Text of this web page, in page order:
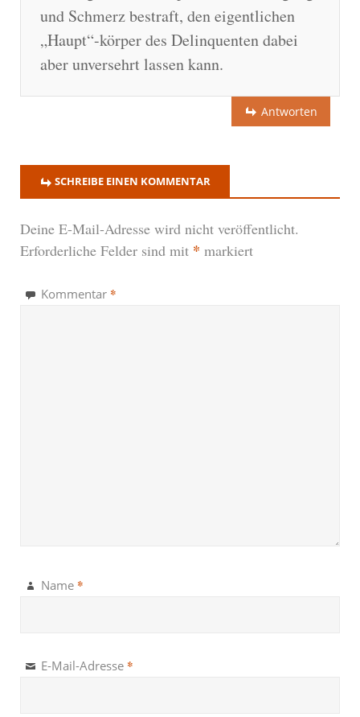
und Schmerz bestraft, den eigentlichen
„Haupt“-körper des Delinquenten dabei
aber unversehrt lassen kann.
Antworten
SCHREIBE EINEN KOMMENTAR
Deine E-Mail-Adresse wird nicht veröffentlicht.
Erforderliche Felder sind mit * markiert
Kommentar *
Name *
E-Mail-Adresse *